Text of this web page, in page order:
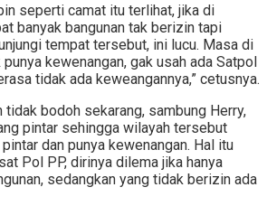
seperti camat itu terlihat, jika di
banyak bangunan tak berizin tapi
tempat tersebut, ini lucu. Masa di
kewenangan, gak usah ada Satpol
tidak ada keweangannya,” cetusnya.
tidak bodoh sekarang, sambung Herry,
pintar sehingga wilayah tersebut
dan punya kewenangan. Hal itu
Pol PP, dirinya dilema jika hanya
sedangkan yang tidak berizin ada